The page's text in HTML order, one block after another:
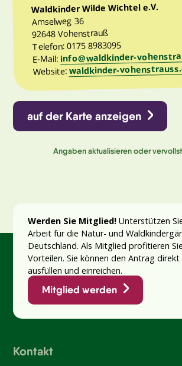
Kindergärten
Angebote
Kontakt
Waldkinder Wilde Wichtel e.V.
Amselweg 36
92648 Vohenstrauß
Telefon: 0175 8983095
E-Mail: info@waldkinder-
Website:waldkinder-
auf der Karte anzeigen
Angaben aktualisieren oder
Werden Sie Mitglied!Unterstützen
Arbeit für die Natur- und
Deutschland. Als Mitglied profitieren
Vorteilen. Sie können den Antrag direkt
ausfüllen und einreichen.
Mitglied werden
Kontakt